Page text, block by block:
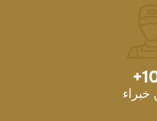
+
خبراء